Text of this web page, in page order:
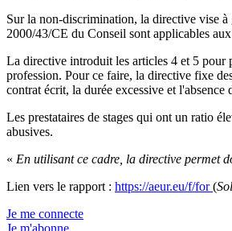
Sur la non-discrimination, la directive vise
2000/43/CE du Conseil sont applicables
La directive introduit les articles 4 et 5 pour
profession. Pour ce faire, la directive fixe
contrat écrit, la durée excessive et l'absence
Les prestataires de stages qui ont un ratio
abusives.
« En utilisant ce cadre, la directive permet
Lien vers le rapport : https://aeur.eu/f/for(
Je me connecte
Je m'abonne